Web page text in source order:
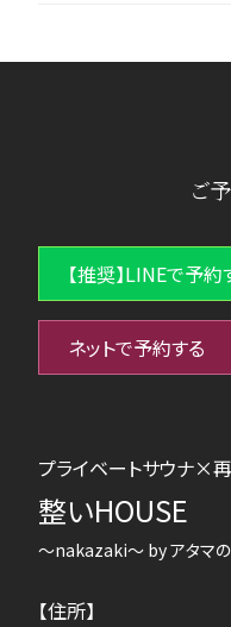
ご
【推奨】LINEで予
ネットで予約する
プライベートサウナ×
整いHOUSE
～nakazaki～ by アタマ
【住所】